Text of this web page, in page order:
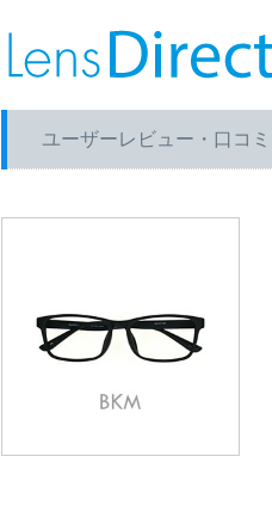
ユーザーレビュー・口コミ